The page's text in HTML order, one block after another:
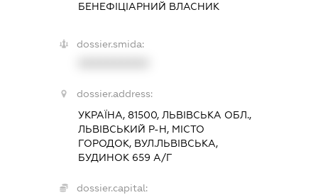
БЕНЕФІЦІАРНИЙ ВЛАСНИК
dossier.smida:
dossier.address:
УКРАЇНА, 81500, ЛЬВІВСЬКА ОБЛ.,
ЛЬВІВСЬКИЙ Р-Н, МІСТО
ГОРОДОК, ВУЛ.ЛЬВІВСЬКА,
БУДИНОК 659 А/Г
dossier.capital: